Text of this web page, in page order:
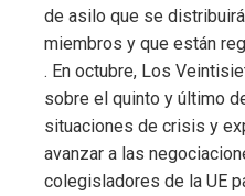
de asilo que se
miembros y que están
. En octubre, Los
sobre el quinto y último
situaciones de crisis y
avanzar a las
colegisladores de la UE